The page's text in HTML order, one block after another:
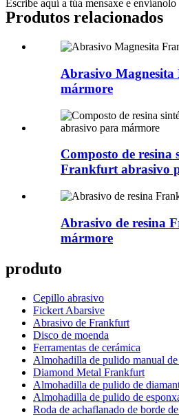
Escribe aquí a túa mensaxe e envíanolo
Produtos relacionados
Abrasivo
mármore
Composto de resina
Frankfurt abrasivo
Abrasivo de resina
mármore
produto
Cepillo abrasivo
Fickert Abarsive
Abrasivo de Frankfurt
Disco de moenda
Ferramentas de cerámica
Almohadilla de pulido manual
Diamond Metal Frankfurt
Almohadilla de pulido de
Almohadilla de pulido de
Roda de achaflanado de borde